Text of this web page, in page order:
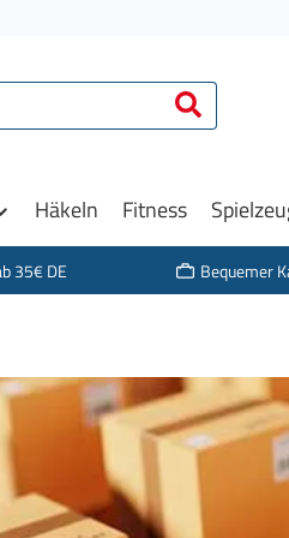
Häkeln Fitness
35€ DE Bequemer